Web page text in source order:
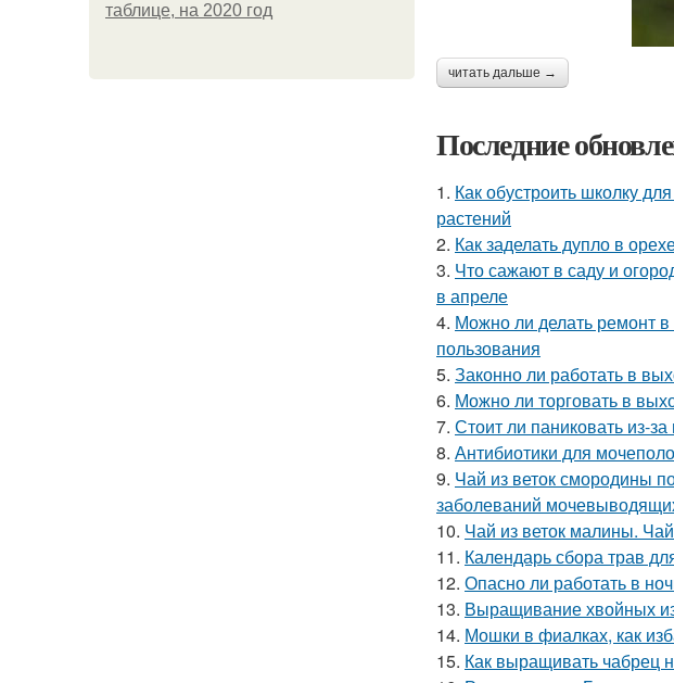
таблице, на 2020 год
читать дальше →
Последние
1. Как обустроить школку
растений
2. Как заделать дупло в
3. Что сажают в саду и
в апреле
4. Можно ли делать ремонт
пользования
5. Законно ли работать в
6. Можно ли торговать в
7. Стоит ли паниковать из-
8. Антибиотики для
9. Чай из веток смородины
заболеваний
10. Чай из веток малины.
11. Календарь сбора трав
12. Опасно ли работать в
13. Выращивание хвойных
14. Мошки в фиалках, как
15. Как выращивать чабрец